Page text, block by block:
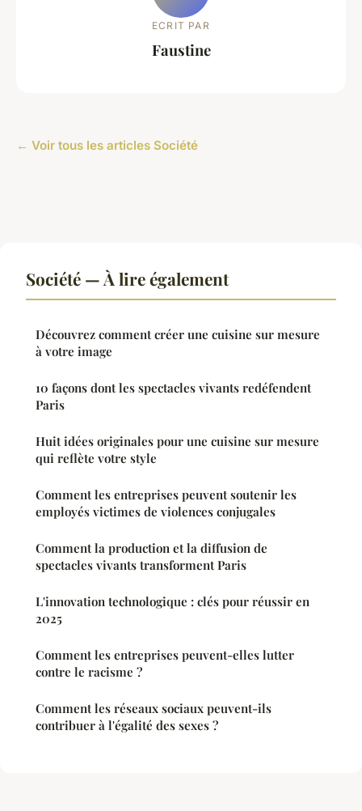
ECRIT PAR
Faustine
← Voir tous les articles Société
Société — À lire également
Découvrez comment créer une cuisine sur mesure
à votre image
10 façons dont les spectacles vivants redéfendent
Paris
Huit idées originales pour une cuisine sur mesure
qui reflète votre style
Comment les entreprises peuvent soutenir les
employés victimes de violences conjugales
Comment la production et la diffusion de
spectacles vivants transforment Paris
L'innovation technologique : clés pour réussir en
2025
Comment les entreprises peuvent-elles lutter
contre le racisme ?
Comment les réseaux sociaux peuvent-ils
contribuer à l'égalité des sexes ?